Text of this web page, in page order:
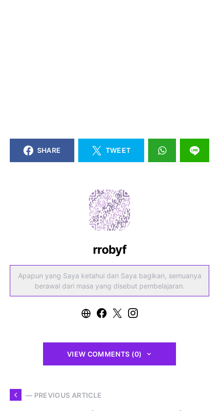
SHARE TWEET
rrobyf
Apapun yang Saya ketahui dan Saya bagikan, semuanya
berawal dari masa yang disebut pembelajaran.
VIEW COMMENTS (0)
— PREVIOUS ARTICLE